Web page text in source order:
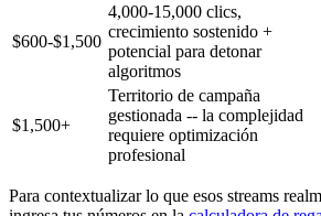
$600-$1,500
4,000-15,000 clics,
crecimiento sostenido +
potencial para detonar
algoritmos
$1,500+
Territorio de campaña
gestionada -- la complejidad
requiere optimización
profesional
Para contextualizar lo que esos streams